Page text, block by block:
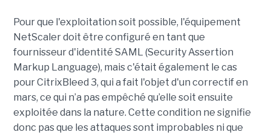
Pour que l'exploitation soit possible, l'équipement
NetScaler doit être configuré en tant que
fournisseur d'identité SAML (Security Assertion
Markup Language), mais c'était également le cas
pour CitrixBleed 3, qui a fait l'objet d'un correctif en
mars, ce qui n’a pas empêché qu’elle soit ensuite
exploitée dans la nature. Cette condition ne signifie
donc pas que les attaques sont improbables ni que